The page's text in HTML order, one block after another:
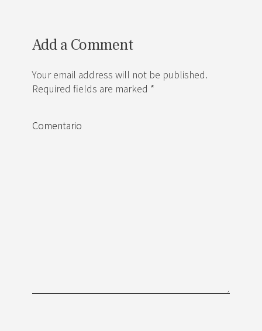
Add a Comment
Your email address will not be published.
Required fields are marked *
Comentario